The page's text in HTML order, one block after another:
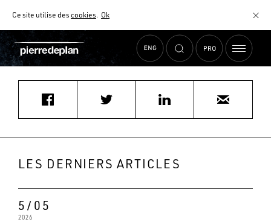
Ce site utilise descookies. Ok
AIDE AU CHOIX
Accueil Actualités fmongodin@cuisines-morel.com
LES DERNIERS ARTICLES
5/05
2026